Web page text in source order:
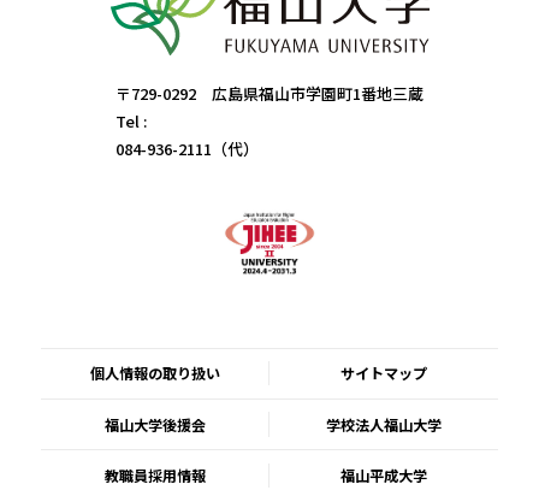
〒729-0292 広島県福山市学園町1番地三蔵
Tel :
084-936-2111（代）
個人情報の取り扱い サイトマップ
福山大学後援会 学校法人福山大学
教職員採用情報 福山平成大学